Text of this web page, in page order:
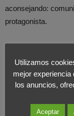
aconsejando:
protagonista.
• La venta de un
el centro de interés
aprovechar la
marketing de
Utilizamos
mejor experiencia
los anuncios,
Aceptar